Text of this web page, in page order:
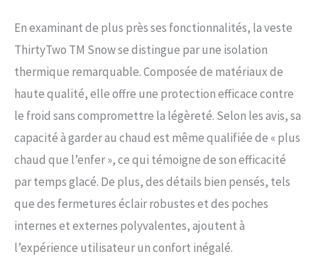
Doublure de poche en tricot
brossé // Genouillères articulées
en dentelle // Soufflet de botte
zippé Coupe décontractée
En examinant de plus près ses fonctionnalités, la veste
ThirtyTwo TM Snow se distingue par une isolation
thermique remarquable. Composée de matériaux de
haute qualité, elle offre une protection efficace contre
le froid sans compromettre la légèreté. Selon les avis, sa
capacité à garder au chaud est même qualifiée de « plus
chaud que l’enfer », ce qui témoigne de son efficacité
par temps glacé. De plus, des détails bien pensés, tels
que des fermetures éclair robustes et des poches
internes et externes polyvalentes, ajoutent à
l’expérience utilisateur un confort inégalé.